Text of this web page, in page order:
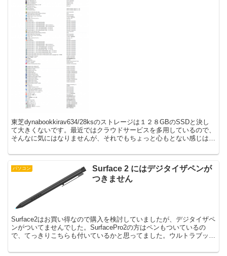
東芝dynabookkirav634/28ksのストレージは１２８GBのSSDと決し
て大きくないです。最近ではクラウドサービスを多用しているので、
そんなに気にはなりませんが、それでもちょっと心もとない感じは否
パソコン
Surface 2 にはデジタイザペンが
つきません
Surface2はお買い得なので購入を検討していましたが、デジタイザペ
ンがついてませんでした。SurfacePro2の方はペンもついているの
で、てっきりこちらも付いているかと思ってました。ウルトラブック